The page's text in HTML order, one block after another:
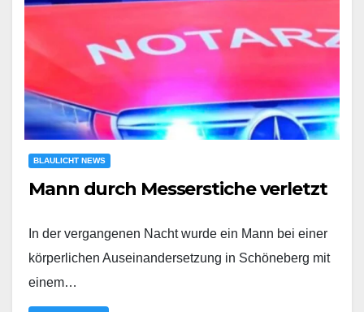
BLAULICHT NEWS
Mann durch Messerstiche verletzt
In der vergangenen Nacht wurde ein Mann bei einer
körperlichen Auseinandersetzung in Schöneberg mit
einem…